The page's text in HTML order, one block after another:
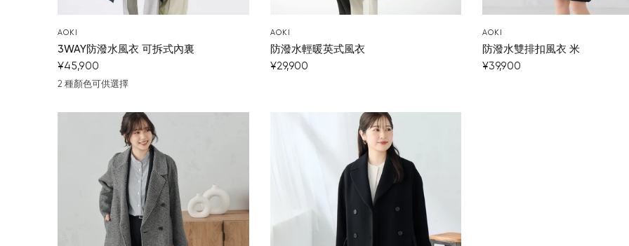
AOKI
3WAY防潑水風衣 可拆式內裏
¥45,900
深藍米色
2 種顏色可供選擇
AOKI
防潑水輕暖英式風衣
¥29,900
AOKI
防潑水雙排扣風衣 米
¥39,900